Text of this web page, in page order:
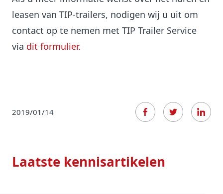
leasen van TIP-trailers, nodigen wij u uit om
contact op te nemen met TIP Trailer Service
via dit formulier.
2019/01/14
Laatste kennisartikelen